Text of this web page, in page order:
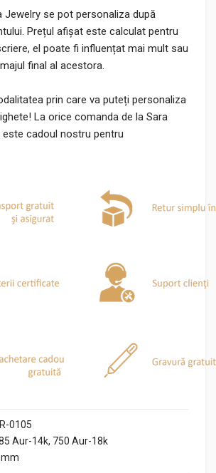
Jewelry se pot personaliza după
Prețul afișat este calculat pentru
el poate fi influențat mai mult sau
final al acestora.
prin care va puteți personaliza
La orice comanda de la Sara
este cadoul nostru pentru
0105
Aur-14k, 750 Aur-18k
mm